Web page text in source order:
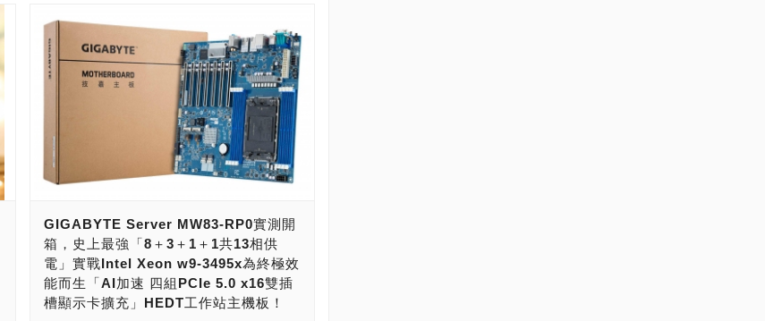
以及Intel HEDT高階桌機、工作站處理器平台
W790，與AMD HEDT高階桌機、工作站處理
器平台TRX50、WRX90改朝換代同時 ，推出
了DDR5工業級記憶體模組，全面提供了DDR5
R-DIMM、DDR5 OC R-DIMM記憶體模組。
全新DDR5 R-DIMM、DDR5 OC R-DIMM正
式報到，能完整對應Intel Xeon W-2400與W-
3400處理器，也能完整支援AMD Ryzen
Threadripper 7000、Ryzen Threadripper
HEDT高階桌機與工作站主機板的要求！值得
一提的，威剛DDR5 R-DIMM、DDR5 OC R-
DIMM工業級記憶體模組，通過伺服器、工作
站與主機板業者QVL認證，可以讓系統在四記
憶體通道、八記憶體通道模式下，穩定順暢的
運行。 本次要介紹給大家的，則是由威剛科技
現在，要打造最強的AI PC，跑「訓練
（Training）」或「推論（Inference）」的
話，一般個人電腦的擴充能力與運算性能是不
夠力的。主要是Intel與AMD的個人電腦平台，
擴充能力不足。首先，是PCIe 5.0 x16擴充槽
不足，包括Intel第12、13、14或15代處理
器，即便搭配高階Intel Z690、Z790或Z890
主機板，只有1組PCIe 5.0 x16擴充槽。AMD
Ryzen 7000或9000處理器，即便搭配高階
5.0 x16擴充槽。即便把PCIe 5.0 x16電路拆
分，拆成兩組PCIe 5.0 x8，也只能安裝兩張
顯示卡或加速卡。記憶體部分限制更大，由於
記憶體整合在處理器內，限制只能DDR5雙記
憶體通道，最多也只能插4條記憶體模組，即
GIGABYTE Server MW83-RP0實測開
箱，史上最強「8＋3＋1＋1共13相供
電」實戰Intel Xeon w9-3495x為終極效
能而生「AI加速 四組PCIe 5.0 x16雙插
槽顯示卡擴充」HEDT工作站主機板！